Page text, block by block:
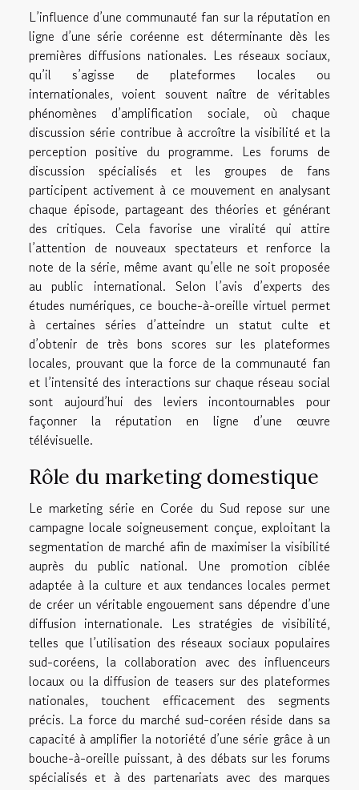
L’influence d’une communauté fan sur la réputation en
ligne d’une série coréenne est déterminante dès les
premières diffusions nationales. Les réseaux sociaux,
qu’il s’agisse de plateformes locales ou
internationales, voient souvent naître de véritables
phénomènes d’amplification sociale, où chaque
discussion série contribue à accroître la visibilité et la
perception positive du programme. Les forums de
discussion spécialisés et les groupes de fans
participent activement à ce mouvement en analysant
chaque épisode, partageant des théories et générant
des critiques. Cela favorise une viralité qui attire
l’attention de nouveaux spectateurs et renforce la
note de la série, même avant qu’elle ne soit proposée
au public international. Selon l’avis d’experts des
études numériques, ce bouche-à-oreille virtuel permet
à certaines séries d’atteindre un statut culte et
d’obtenir de très bons scores sur les plateformes
locales, prouvant que la force de la communauté fan
et l’intensité des interactions sur chaque réseau social
sont aujourd’hui des leviers incontournables pour
façonner la réputation en ligne d’une œuvre
télévisuelle.
Rôle du marketing domestique
Le marketing série en Corée du Sud repose sur une
campagne locale soigneusement conçue, exploitant la
segmentation de marché afin de maximiser la visibilité
auprès du public national. Une promotion ciblée
adaptée à la culture et aux tendances locales permet
de créer un véritable engouement sans dépendre d’une
diffusion internationale. Les stratégies de visibilité,
telles que l’utilisation des réseaux sociaux populaires
sud-coréens, la collaboration avec des influenceurs
locaux ou la diffusion de teasers sur des plateformes
nationales, touchent efficacement des segments
précis. La force du marché sud-coréen réside dans sa
capacité à amplifier la notoriété d’une série grâce à un
bouche-à-oreille puissant, à des débats sur les forums
spécialisés et à des partenariats avec des marques